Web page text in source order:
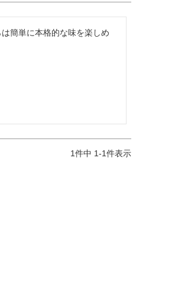
簡単に本格的な味を楽しめ
1件中 1-1件表示